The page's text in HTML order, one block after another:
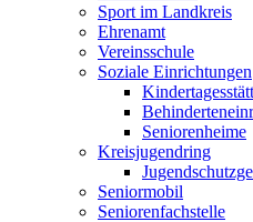
Sport im Landkreis
Ehrenamt
Vereinsschule
Soziale Einrichtungen
Seniorenheime
Kreisjugendring
Seniormobil
Seniorenfachstelle